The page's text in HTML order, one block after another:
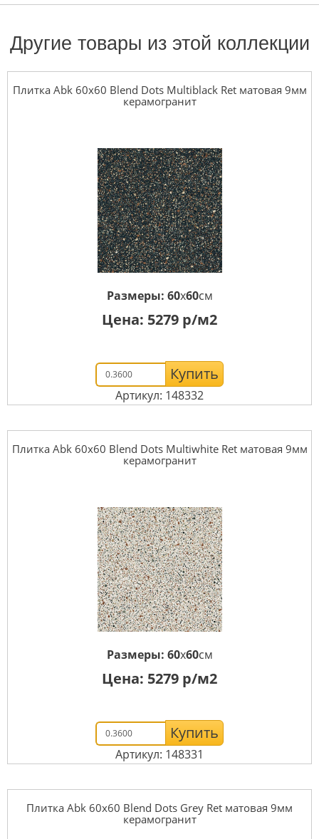
Другие товары из этой коллекции
Плитка Abk 60x60 Blend Dots Multiblack Ret матовая 9мм
керамогранит
Размеры: 60x60см
Цена: 5279 р/м2
Купить
Артикул: 148332
Плитка Abk 60x60 Blend Dots Multiwhite Ret матовая 9мм
керамогранит
Размеры: 60x60см
Цена: 5279 р/м2
Купить
Артикул: 148331
Плитка Abk 60x60 Blend Dots Grey Ret матовая 9мм
керамогранит